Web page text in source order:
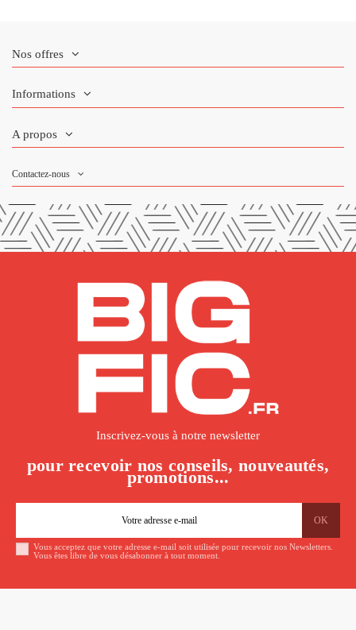
Nos offres
Informations
A propos
Contactez-nous
Inscrivez-vous à notre newsletter
pour recevoir nos conseils, nouveautés,
promotions...
Vous acceptez que votre adresse e-mail soit utilisée pour recevoir nos Newsletters.
Vous êtes libre de vous désabonner à tout moment.